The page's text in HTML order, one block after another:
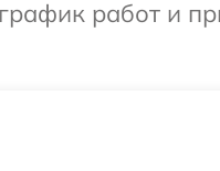
работ и